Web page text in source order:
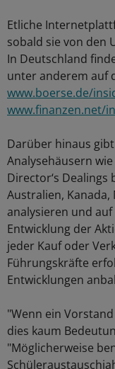
Etliche
sobald sie von den
In Deutschland
unter anderem auf
www.boerse.de/
www.finanzen.net/
Darüber hinaus
Analysehäusern
Director‘s Dealings
Australien,
analysieren und
Entwicklung der
jeder Kauf oder
Führungskräfte
Entwicklungen
"Wenn ein
dies kaum
"Möglicherweise